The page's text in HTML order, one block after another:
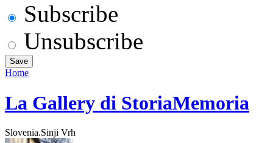
Subscribe
Unsubscribe
Home
La Gallery di StoriaMemoria
Slovenia.Sinji Vrh